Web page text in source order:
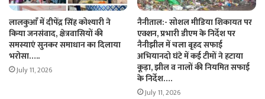
लालकुआँ में दीपेंद्र सिंह कोश्यारी ने
किया जनसंवाद, क्षेत्रवासियों की
समस्याएं सुनकर समाधान का दिलाया
भरोसा…..
July 11, 2026
नैनीताल:- सोशल मीडिया शिकायत पर
एक्शन, प्रभारी डीएम के निर्देश पर
नैनीझील में चला बृहद सफाई
अभियानदो घंटे में कई टीमों ने हटाया
कूड़ा, झील व नालों की नियमित सफाई
के निर्देश….
July 11, 2026